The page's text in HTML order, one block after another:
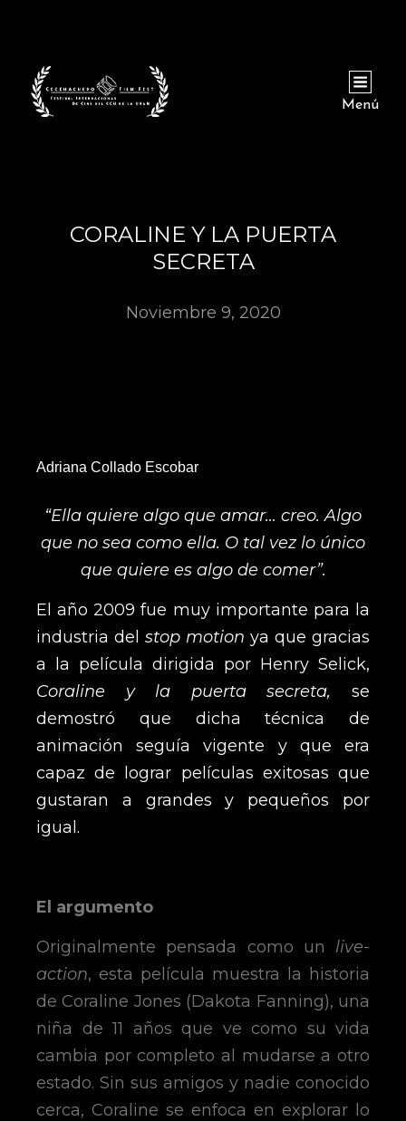
Menú
CORALINE Y LA PUERTA
SECRETA
Noviembre 9, 2020
Adriana Collado Escobar
“Ella quiere algo que amar… creo. Algo
que no sea como ella. O tal vez lo único
que quiere es algo de comer”.
El año 2009 fue muy importante para la
industria del stop motion ya que gracias
a la película dirigida por Henry Selick,
Coraline y la puerta secreta, se
demostró que dicha técnica de
animación seguía vigente y que era
capaz de lograr películas exitosas que
gustaran a grandes y pequeños por
igual.
El argumento
Originalmente pensada como un live-
action, esta película muestra la historia
de Coraline Jones (Dakota Fanning), una
niña de 11 años que ve como su vida
cambia por completo al mudarse a otro
estado. Sin sus amigos y nadie conocido
cerca, Coraline se enfoca en explorar lo